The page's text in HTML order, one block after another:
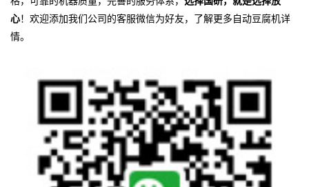
心！欢迎添加我们公司的客服微信为好友，了解更多自动豆腐机详
情。